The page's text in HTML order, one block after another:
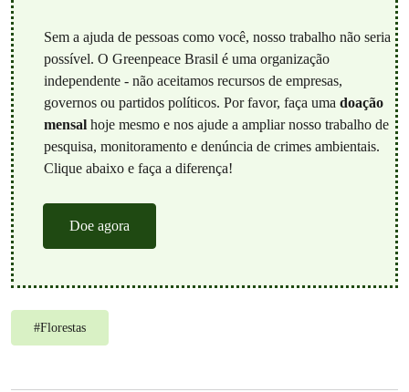
Sem a ajuda de pessoas como você, nosso trabalho não seria
possível. O Greenpeace Brasil é uma organização
independente - não aceitamos recursos de empresas,
governos ou partidos políticos. Por favor, faça uma doação
mensalhoje mesmo e nos ajude a ampliar nosso trabalho de
pesquisa, monitoramento e denúncia de crimes ambientais.
Clique abaixo e faça a diferença!
Doe agora
#Florestas